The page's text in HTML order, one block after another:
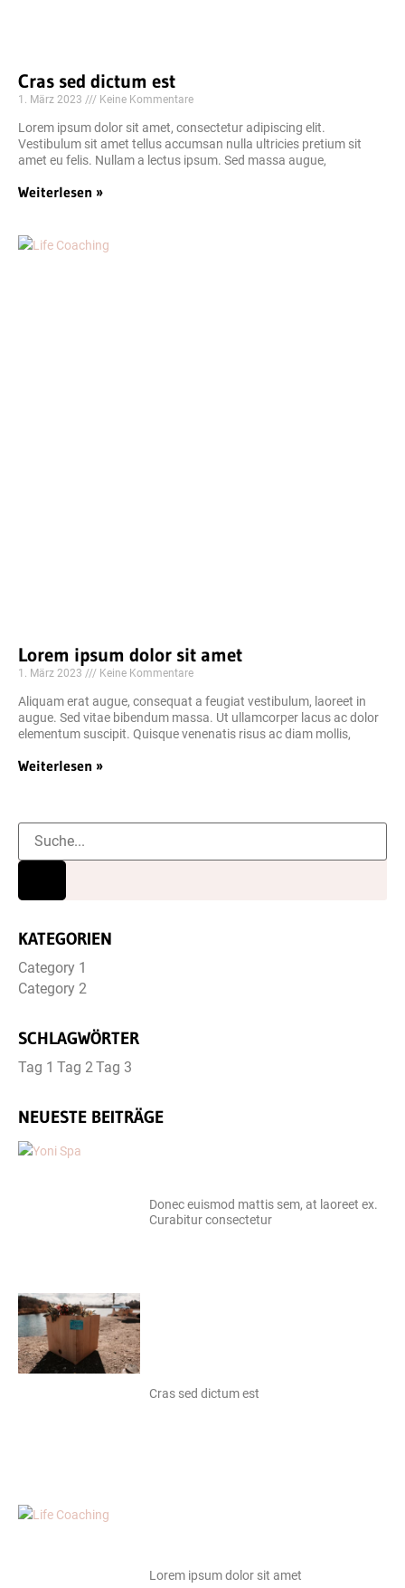
Cras sed dictum est
1. März 2023 Keine Kommentare
Lorem ipsum dolor sit amet, consectetur adipiscing elit.
Vestibulum sit amet tellus accumsan nulla ultricies pretium sit
amet eu felis. Nullam a lectus ipsum. Sed massa augue,
Weiterlesen »
Lorem ipsum dolor sit amet
1. März 2023 Keine Kommentare
Aliquam erat augue, consequat a feugiat vestibulum, laoreet in
augue. Sed vitae bibendum massa. Ut ullamcorper lacus ac dolor
elementum suscipit. Quisque venenatis risus ac diam mollis,
Weiterlesen »
KATEGORIEN
Category 1
Category 2
SCHLAGWÖRTER
Tag 1 Tag 2Tag 3
NEUESTE BEITRÄGE
Donec euismod mattis sem, at laoreet ex.
Curabitur consectetur
Cras sed dictum est
Lorem ipsum dolor sit amet